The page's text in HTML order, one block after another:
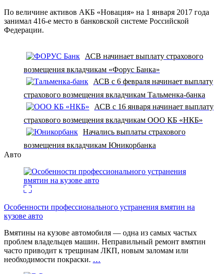
По величине активов АКБ «Новация» на 1 января 2017 года
занимал 416-е место в банковской системе Российской
Федерации.
АСВ начинает выплату страхового
возмещения вкладчикам «Форус Банка»
АСВ с 6 февраля начинает выплату
страхового возмещения вкладчикам Тальменка-банка
АСВ с 16 января начинает выплату
страхового возмещения вкладчикам ООО КБ «НКБ»
Начались выплаты страхового
возмещения вкладчикам Юникорбанка
Авто
Особенности профессионального устранения вмятин на
кузове авто
Вмятины на кузове автомобиля — одна из самых частых
проблем владельцев машин. Неправильный ремонт вмятин
часто приводит к трещинам ЛКП, новым заломам или
необходимости покраски. …